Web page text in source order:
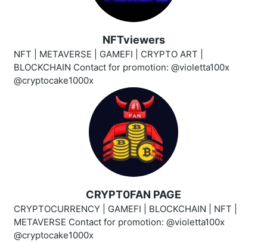
NFTviewers
NFT | METAVERSE | GAMEFI | CRYPTO ART |
BLOCKCHAIN Contact for promotion: @violetta100x
@cryptocake1000x
CRYPT0FAN PAGE
CRYPTOCURRENCY | GAMEFI | BLOCKCHAIN | NFT |
METAVERSE Contact for promotion: @violetta100x
@cryptocake1000x